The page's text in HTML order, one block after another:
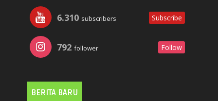
6.310 subscribers Subscribe
792 follower Follow
BERITA BARU